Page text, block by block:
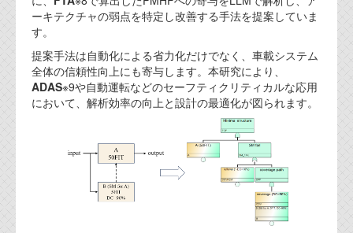
機能安全用語集
オンラインショップ
FAQ
お問い合わせフォーム
ーキテクチャの弱点を特定し改善する手法を提案していま
す。
提案手法は自動化による省力化だけでなく、車載システム
全体の信頼性向上にも寄与します。本研究により、
ADAS※9や自動運転などのセーフティクリティカルな応用
において、解析効率の向上と設計の最適化が図られます。